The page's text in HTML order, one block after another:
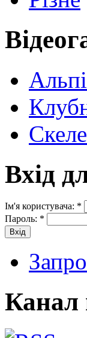
Вхід
Ім'я користувача: *
Пароль: *
Канал